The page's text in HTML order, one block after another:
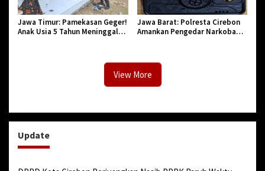
Jawa Timur: Pamekasan Geger!
Anak Usia 5 Tahun Meninggal
Jawa Barat: Polresta Cirebon
Amankan Pengedar Narkoba
View More
Update